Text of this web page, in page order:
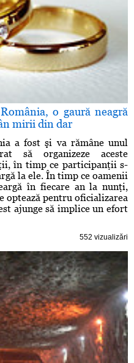
o gaură neagră
mirii din dar
a fost şi va rămâne unul
să organizeze aceste
în timp ce participanţii s-
la ele. În timp ce oamenii
în fiecare an la nunţi,
optează pentru oficializarea
ajunge să implice un efort
552 vizualizări